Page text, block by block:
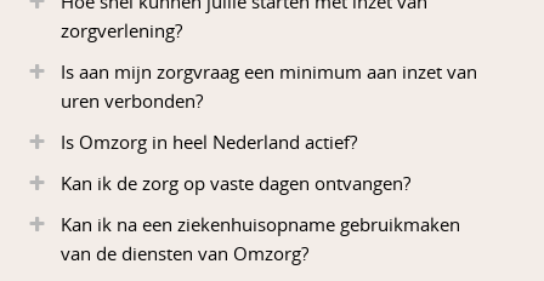
zorgverlening?
Is aan mijn zorgvraag een minimum aan inzet van
uren verbonden?
Is Omzorg in heel Nederland actief?
Kan ik de zorg op vaste dagen ontvangen?
Kan ik na een ziekenhuisopname gebruikmaken
van de diensten van Omzorg?